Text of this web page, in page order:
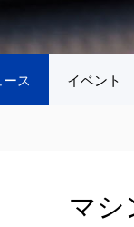
ス イベント
マ